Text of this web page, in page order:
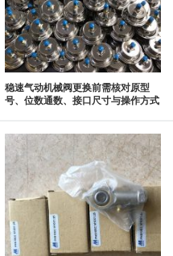
稳速气动机械阀更换前需核对原型
号、位数通数、接口尺寸与操作方式